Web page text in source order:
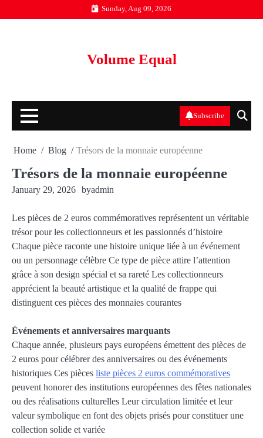
to
Sunday, Aug 09, 2026
Volume Equal
Subscribe
Home Blog Trésors de la monnaie européenne
Trésors de la monnaie européenne
January 29, 2026 byadmin
Les pièces de 2 euros commémoratives représentent un véritable
trésor pour les collectionneurs et les passionnés d’histoire
Chaque pièce raconte une histoire unique liée à un événement
ou un personnage célèbre Ce type de pièce attire l’attention
grâce à son design spécial et sa rareté Les collectionneurs
apprécient la beauté artistique et la qualité de frappe qui
distinguent ces pièces des monnaies courantes
Événements et anniversaires marquants
Chaque année, plusieurs pays européens émettent des pièces de
2 euros pour célébrer des anniversaires ou des événements
historiques Ces pièces liste pièces 2 euros commémoratives
peuvent honorer des institutions européennes des fêtes nationales
ou des réalisations culturelles Leur circulation limitée et leur
valeur symbolique en font des objets prisés pour constituer une
collection solide et variée